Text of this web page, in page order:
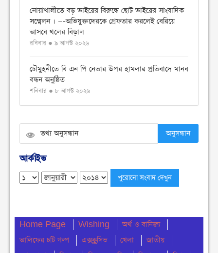
নোয়াখালীতে বড় ভাইয়ের বিরুদ্ধে ছোট ভাইয়ের সাংবাদিক
সম্মেলন । —-অভিযুক্তদেরকে গ্রেফতার করলেই বেরিয়ে
আসবে থলের বিড়াল
রবিবার ● ৯ আগস্ট ২০২৬
চৌমুহনীতে বি এন পি নেতার উপর হামলার প্রতিবাদে মানব
বন্ধন অনুষ্ঠিত
শনিবার ● ৮ আগস্ট ২০২৬
বিএনপি নেতার উপর হামলার প্রতিবাদে চৌমুহনীতে
বিক্ষোভ মিছিল অনুষ্ঠিত
শনিবার ● ৮ আগস্ট ২০২৬
শুক্রবার ● ৭ আগস্ট ২০২৬
চৌমুহনীতে ১২কেজি গাঁজা ও একটি সিএনজি সহ আটক ১
অনুসন্ধান
আর্কাইভ
Home Page Wishing
অর্থ ও বানিজ্য
আলিফের চটি গল্প
এক্সক্লুসিভ খেলা
জাতীয়